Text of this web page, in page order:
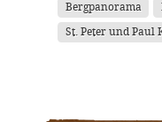
Bergpanorama
St. Peter und Paul